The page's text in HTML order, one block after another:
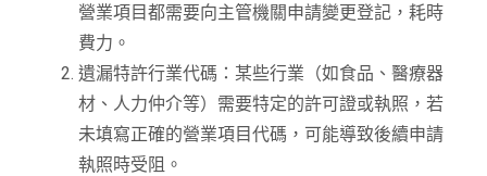
營業項目都需要向主管機關申請變更登記，耗時
費力。
遺漏特許行業代碼：某些行業（如食品、醫療器
材、人力仲介等）需要特定的許可證或執照，若
未填寫正確的營業項目代碼，可能導致後續申請
執照時受阻。